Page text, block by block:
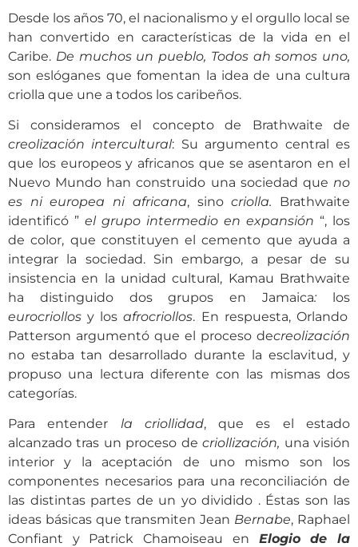
Desde los años 70, el nacionalismo y el orgullo local se
han convertido en características de la vida en el
Caribe. De muchos un pueblo, Todos ah somos uno,
son eslóganes que fomentan la idea de una cultura
criolla que une a todos los caribeños.
Si consideramos el concepto de Brathwaite de
creolización intercultural: Su argumento central es
que los europeos y africanos que se asentaron en el
Nuevo Mundo han construido una sociedad que no
es ni europea ni africana, sinocriolla. Brathwaite
identificó ” el grupo intermedio en expansión “, los
de color, que constituyen el cemento que ayuda a
integrar la sociedad. Sin embargo, a pesar de su
insistencia en la unidad cultural, Kamau Brathwaite
ha distinguido dos grupos en Jamaica:los
eurocriollos y losafrocriollos. En respuesta, Orlando
Patterson argumentó que el proceso decreolización
no estaba tan desarrollado durante la esclavitud, y
propuso una lectura diferente con las mismas dos
categorías.
Para entender la criollidad, que es el estado
alcanzado tras un proceso decriollización, una visión
interior y la aceptación de uno mismo son los
componentes necesarios para una reconciliación de
las distintas partes de un yo dividido . Éstas son las
ideas básicas que transmiten Jean Bernabe, Raphael
Confiant y Patrick Chamoiseau en Elogio de la